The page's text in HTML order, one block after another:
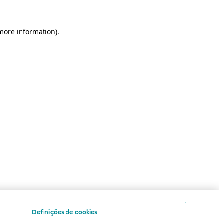
information).
Definições de cookies